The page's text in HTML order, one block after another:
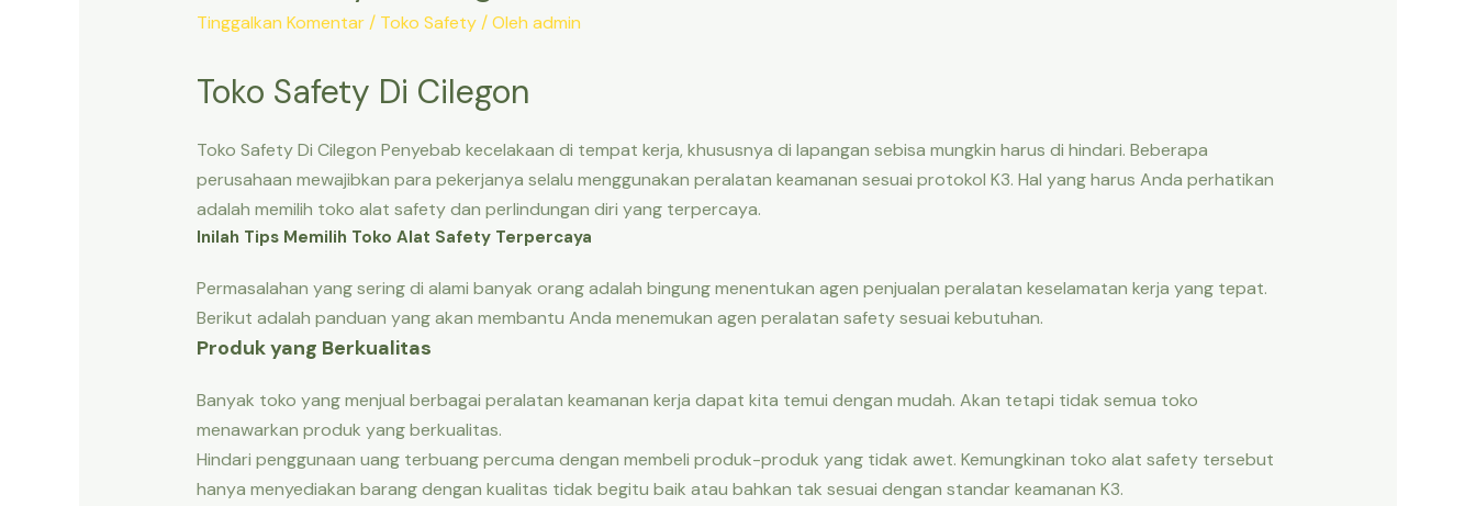
Tinggalkan Komentar / Toko Safety/ Oleh admin
Toko Safety Di Cilegon
Toko Safety Di Cilegon Penyebab kecelakaan di tempat kerja, khususnya di lapangan sebisa mungkin harus di hindari. Beberapa
perusahaan mewajibkan para pekerjanya selalu menggunakan peralatan keamanan sesuai protokol K3. Hal yang harus Anda perhatikan
adalah memilih toko alat safety dan perlindungan diri yang terpercaya.
Inilah Tips Memilih Toko Alat Safety Terpercaya
Permasalahan yang sering di alami banyak orang adalah bingung menentukan agen penjualan peralatan keselamatan kerja yang tepat.
Berikut adalah panduan yang akan membantu Anda menemukan agen peralatan safety sesuai kebutuhan.
Produk yang Berkualitas
Banyak toko yang menjual berbagai peralatan keamanan kerja dapat kita temui dengan mudah. Akan tetapi tidak semua toko
menawarkan produk yang berkualitas.
Hindari penggunaan uang terbuang percuma dengan membeli produk-produk yang tidak awet. Kemungkinan toko alat safety tersebut
hanya menyediakan barang dengan kualitas tidak begitu baik atau bahkan tak sesuai dengan standar keamanan K3.